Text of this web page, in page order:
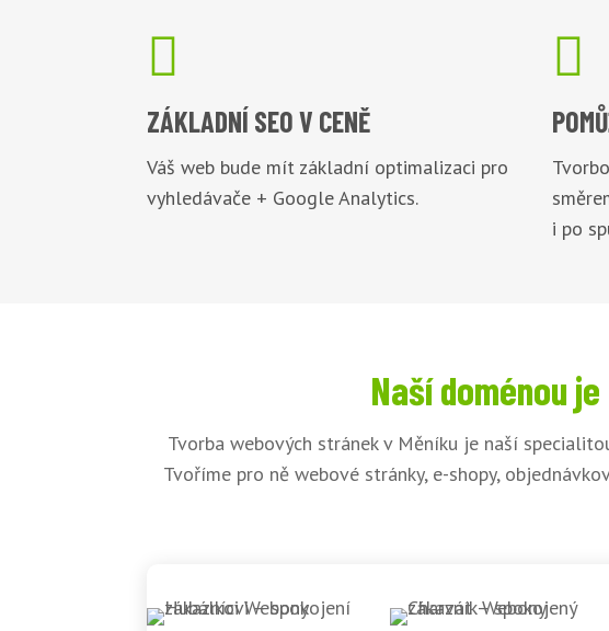

ZÁKLADNÍ SEO V CENĚ
Váš web bude mít základní optimalizaci pro
vyhledávače + Google Analytics.

i po
Naší doménou
Tvorba webových stránek v Měníku je naší
Tvoříme pro ně webové stránky, e-shopy,